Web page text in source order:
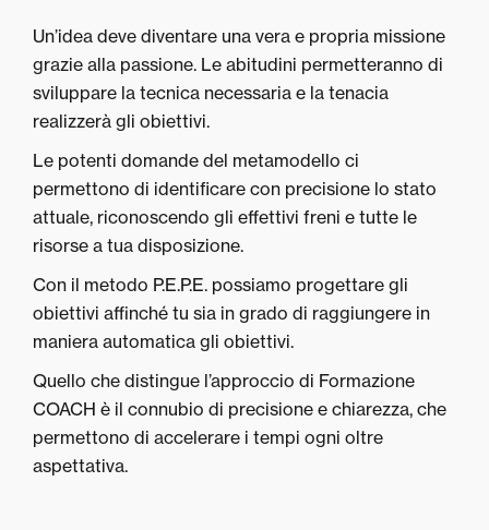
Un’idea deve diventare una vera e propria missione
grazie alla passione. Le abitudini permetteranno di
sviluppare la tecnica necessaria e la tenacia
realizzerà gli obiettivi.
Le potenti domande del metamodello ci
permettono di identificare con precisione lo stato
attuale, riconoscendo gli effettivi freni e tutte le
risorse a tua disposizione.
Con il metodo P.E.P.E. possiamo progettare gli
obiettivi affinché tu sia in grado di raggiungere in
maniera automatica gli obiettivi.
Quello che distingue l’approccio di Formazione
COACH è il connubio di precisione e chiarezza, che
permettono di accelerare i tempi ogni oltre
aspettativa.